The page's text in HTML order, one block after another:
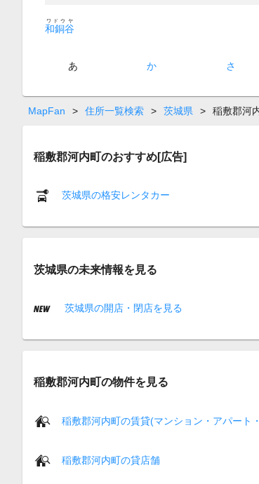
和銅谷
ワドウヤ
あ か さ
MapFan > 住所一覧検索 > 茨城県 > 稲敷郡河
稲敷郡河内町のおすすめ[広告]
茨城県の格安レンタカー
茨城県の未来情報を見る
茨城県の開店・閉店を見る
稲敷郡河内町の物件を見る
稲敷郡河内町の賃貸(マンション・アパート
稲敷郡河内町の貸店舗